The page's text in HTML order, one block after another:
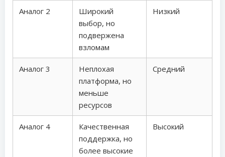
Аналог 2
Широкий
выбор, но
подвержена
взломам
Низкий
Аналог 3
Неплохая
платформа, но
меньше
ресурсов
Средний
Аналог 4
Качественная
поддержка, но
более высокие
Высокий